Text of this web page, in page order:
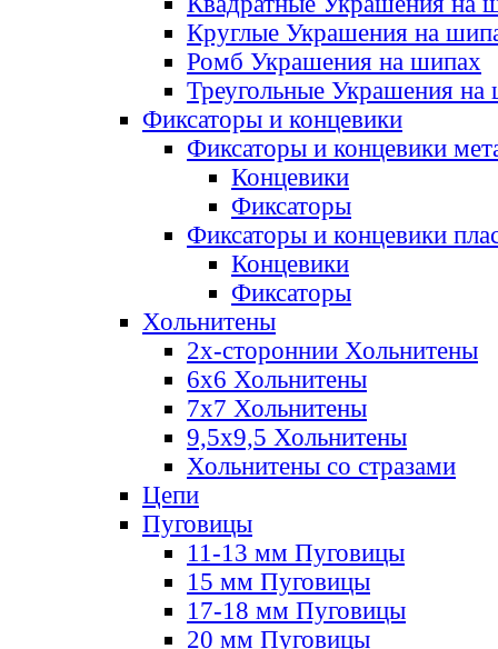
Круглые Украшения на
Ромб Украшения на шипах
Треугольные Украшения на
Фиксаторы и концевики
Фиксаторы и концевики
Концевики
Фиксаторы
Фиксаторы и концевики
Концевики
Фиксаторы
Хольнитены
2х-стороннии Хольнитены
6х6 Хольнитены
7х7 Хольнитены
9,5х9,5 Хольнитены
Хольнитены со стразами
Цепи
Пуговицы
11-13 мм Пуговицы
15 мм Пуговицы
17-18 мм Пуговицы
20 мм Пуговицы